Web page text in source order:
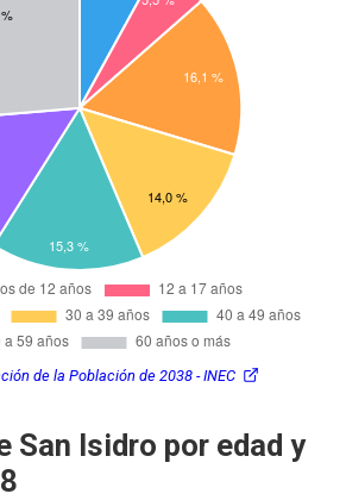
de la Población de 2038 - INEC
San Isidro por edad y